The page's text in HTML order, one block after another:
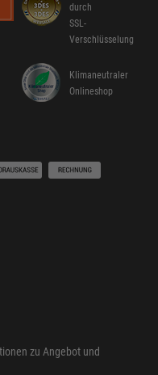
durch
SSL-
Verschlüsselung
Klimaneutraler
Onlineshop
zu Angebot und